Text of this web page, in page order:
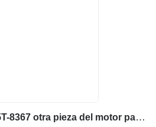
TIRA DE DESGASTE 5T-8367 otra pieza del motor para Caterpillar 120H, 120H, 140H, 143H, 12G, 120G, motoniveladora